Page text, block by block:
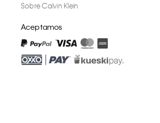
Sobre Calvin Klein
Aceptamos